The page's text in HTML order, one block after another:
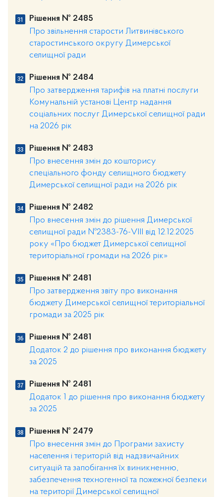
Рішення № 2485
Про звільнення старости Литвинівського
старостинського округу Димерської
селищної ради
Рішення № 2484
Про затвердження тарифів на платні послуги
Комунальній установі Центр надання
соціальних послуг Димерської селищної ради
на 2026 рік
Рішення № 2483
Про внесення змін до кошторису
спеціального фонду селищного бюджету
Димерської селищної ради на 2026 рік
Рішення № 2482
Про внесення змін до рішення Димерської
селищної ради №2383-76-VІІІ від 12.12.2025
року «Про бюджет Димерської селищної
територіальної громади на 2026 рік»
Рішення № 2481
Про затвердження звіту про виконання
бюджету Димерської селищної територіальної
громади за 2025 рік
Рішення № 2481
Додаток 2 до рішення про виконання бюджету
за 2025
Рішення № 2481
Додаток 1 до рішення про виконання бюджету
за 2025
Рішення № 2479
Про внесення змін до Програми захисту
населення і територій від надзвичайних
ситуацій та запобігання їх виникненню,
забезпечення техногенної та пожежної безпеки
на території Димерської селищної